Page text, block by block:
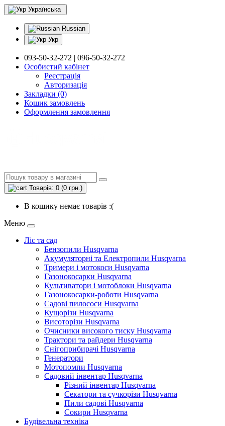
Українська
Russian
Укр
093-50-32-272 | 096-50-32-272
Особистий кабінет
Реєстрація
Авторизація
Закладки (0)
Кошик замовлень
Оформлення замовлення
Товарів: 0 (0 грн.)
В кошику немає товарів :(
Меню
Ліс та сад
Бензопили Husqvarna
Акумуляторні та Електропили Husqvarna
Тримери і мотокоси Husqvarna
Газонокосарки Husqvarna
Культиватори і мотоблоки Husqvarna
Газонокосарки-роботи Husqvarna
Садові пилососи Husqvarna
Кущорізи Husqvarna
Висоторізи Husqvarna
Очисники високого тиску Husqvarna
Трактори та райдери Husqvarna
Снігоприбирачі Husqvarna
Генератори
Мотопомпи Husqvarna
Садовий інвентар Husqvarna
Різний інвентар Husqvarna
Секатори та сучкорізи Husqvarna
Пили садові Husqvarna
Сокири Husqvarna
Будівельна техніка